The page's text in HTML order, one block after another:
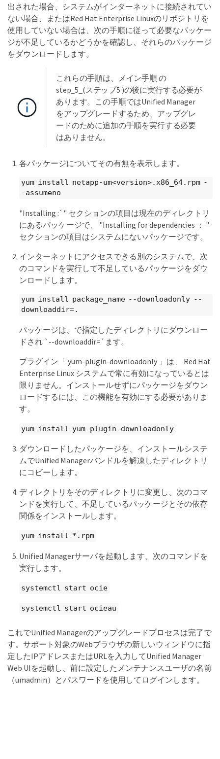
出された場合、システムがインターネットに接続されてい
ない場合、またはRed Hat Enterprise Linuxのリポジトリを
使用していない場合は、次の手順に従って必要なパッケー
ジが不足しているかどうかを確認し、それらのパッケージ
をダウンロードします。
これらの手順は、メイン手順 の
step_5_(ステップ5 )の後に実行する必要が
あります。この手順ではUnified Manager
をアップグレードするため、アップグレ
ードのために追加の手順を実行する必要
はありません。
各パッケージについてその有無を表示します。
yum install netapp-um<version>.x86_64.rpm -
-assumeno
"Installing :`" セクションの項目は現在のディレクトリ
にあるパッケージで、 "Installing for dependencies ： "
セクションの項目はシステムにないパッケージです。
インターネットにアクセスできる別のシステムで、次
のコマンドを実行して不足しているパッケージをダウ
ンロードします。
yum install package_name --downloadonly --
downloaddir=.
パッケージは、で指定したディレクトリにダウンロー
ドされ `--downloaddir=`ます。
プラグイン「 yum-plugin-downloadonly 」は、 Red Hat
Enterprise Linux システムで常に有効になっているとは
限りません。インストールせずにパッケージをダウン
ロードするには、この機能を有効にする必要がありま
す。
yum install yum-plugin-downloadonly
ダウンロードしたパッケージを、インストールシステ
ムでUnified Managerバンドルを解凍したディレクトリ
にコピーします。
ディレクトリをそのディレクトリに変更し、次のコマ
ンドを実行して、不足しているパッケージとその依存
関係をインストールします。
yum install *.rpm
Unified Managerサーバを起動します。次のコマンドを
実行します。
systemctl start ocie
systemctl start ocieau
これでUnified Managerのアップグレードプロセスは完了で
す。サポート対象のWebブラウザの新しいウィンドウに指
定したIPアドレスまたはURLを入力してUnified Manager
Web UIを起動し、前に設定したメンテナンスユーザの名前
（umadmin）とパスワードを使用してログインします。